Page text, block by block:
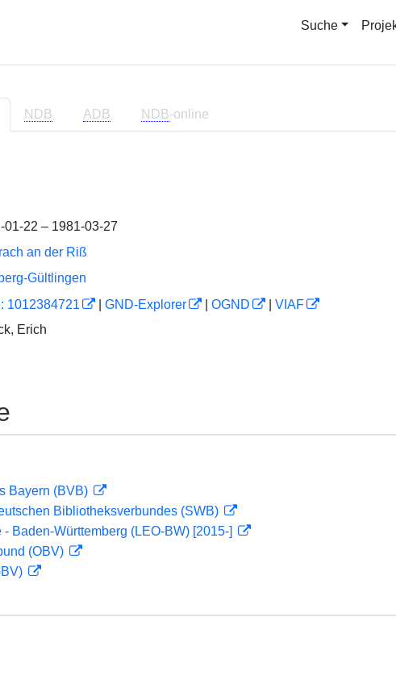
Suche
NDB ADB NDB-online
01-22 – 1981-03-27
an der Riß
Gültlingen
1012384721 GND-Explorer OGND
VIAF
Erich
Bayern (BVB)
Bibliotheksverbundes (SWB)
Baden-Württemberg (LEO-BW) [2015-]
(OBV)